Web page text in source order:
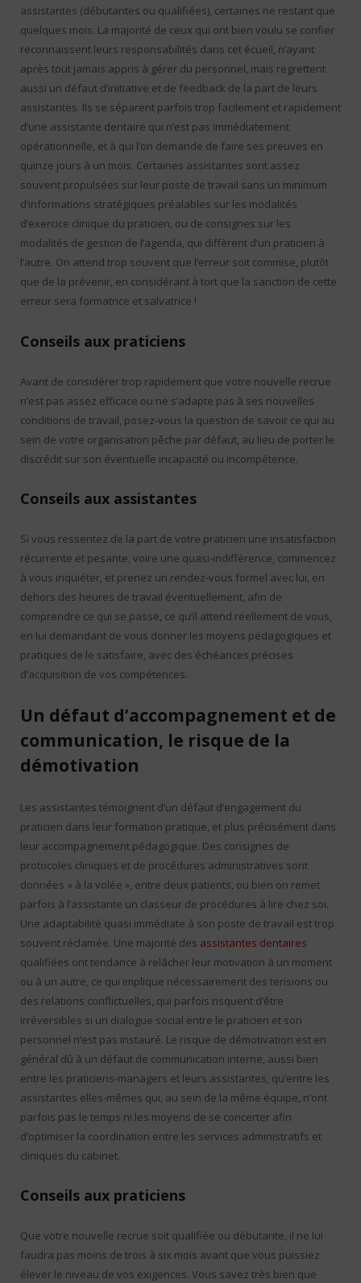
assistantes (débutantes ou qualifiées), certaines ne restant que
quelques mois. La majorité de ceux qui ont bien voulu se confier
reconnaissent leurs responsabilités dans cet écueil, n’ayant
après tout jamais appris à gérer du personnel, mais regrettent
aussi un défaut d’initiative et de feedback de la part de leurs
assistantes. Ils se séparent parfois trop facilement et rapidement
d’une assistante dentaire qui n’est pas immédiatement
opérationnelle, et à qui l’on demande de faire ses preuves en
quinze jours à un mois. Certaines assistantes sont assez
souvent propulsées sur leur poste de travail sans un minimum
d’informations stratégiques préalables sur les modalités
d’exercice clinique du praticien, ou de consignes sur les
modalités de gestion de l’agenda, qui diffèrent d’un praticien à
l’autre. On attend trop souvent que l’erreur soit commise, plutôt
que de la prévenir, en considérant à tort que la sanction de cette
erreur sera formatrice et salvatrice !
Conseils aux praticiens
Avant de considérer trop rapidement que votre nouvelle recrue
n’est pas assez efficace ou ne s’adapte pas à ses nouvelles
conditions de travail, posez-vous la question de savoir ce qui au
sein de votre organisation pêche par défaut, au lieu de porter le
discrédit sur son éventuelle incapacité ou incompétence.
Conseils aux assistantes
Si vous ressentez de la part de votre praticien une insatisfaction
récurrente et pesante, voire une quasi-indifférence, commencez
à vous inquiéter, et prenez un rendez-vous formel avec lui, en
dehors des heures de travail éventuellement, afin de
comprendre ce qui se passe, ce qu’il attend réellement de vous,
en lui demandant de vous donner les moyens pédagogiques et
pratiques de le satisfaire, avec des échéances précises
d’acquisition de vos compétences.
Un défaut d’accompagnement et de
communication, le risque de la
démotivation
Les assistantes témoignent d’un défaut d’engagement du
praticien dans leur formation pratique, et plus précisément dans
leur accompagnement pédagogique. Des consignes de
protocoles cliniques et de procédures administratives sont
données « à la volée », entre deux patients, ou bien on remet
parfois à l’assistante un classeur de procédures à lire chez soi.
Une adaptabilité quasi immédiate à son poste de travail est trop
souvent réclamée. Une majorité des assistantes dentaires
qualifiées ont tendance à relâcher leur motivation à un moment
ou à un autre, ce qui implique nécessairement des tensions ou
des relations conflictuelles, qui parfois risquent d’être
irréversibles si un dialogue social entre le praticien et son
personnel n’est pas instauré. Le risque de démotivation est en
général dû à un défaut de communication interne, aussi bien
entre les praticiens-managers et leurs assistantes, qu’entre les
assistantes elles-mêmes qui, au sein de la même équipe, n’ont
parfois pas le temps ni les moyens de se concerter afin
d’optimiser la coordination entre les services administratifs et
cliniques du cabinet.
Conseils aux praticiens
Que votre nouvelle recrue soit qualifiée ou débutante, il ne lui
faudra pas moins de trois à six mois avant que vous puissiez
élever le niveau de vos exigences. Vous savez très bien que